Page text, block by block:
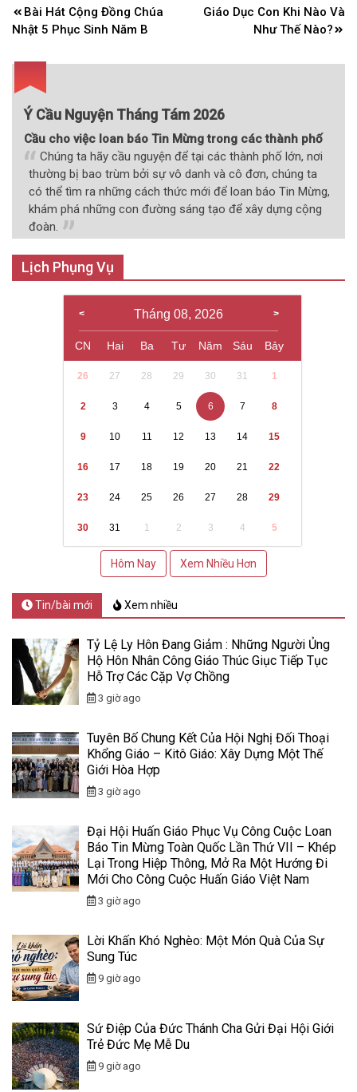
Điều
hướng
viết
Bài Hát Cộng Đồng Chúa
Nhật 5 Phục Sinh Năm B
Giáo Dục Con Khi Nào Và
Như Thế Nào?
Ý Cầu Nguyện Tháng Tám 2026
Cầu cho việc loan báo Tin Mừng trong các thành phố
Chúng ta hãy cầu nguyện để tại các thành phố lớn, nơi
thường bị bao trùm bởi sự vô danh và cô đơn, chúng ta
có thể tìm ra những cách thức mới để loan báo Tin Mừng,
khám phá những con đường sáng tạo để xây dựng cộng
đoàn.
Lịch Phụng Vụ
Tháng 08, 2026
CN Hai Ba Tư Năm Sáu Bảy
26 27 28 29 30 31 1
2 3 4 5 6 7 8
9 10 11 12 13 14 15
16 17 18 19 20 21 22
23 24 25 26 27 28 29
30 31 1 2 3 4 5
Hôm Nay Xem Nhiều Hơn
Tin/bài mới Xem nhiều
Tỷ Lệ Ly Hôn Đang Giảm : Những Người Ủng
Hộ Hôn Nhân Công Giáo Thúc Giục Tiếp Tục
Hỗ Trợ Các Cặp Vợ Chồng
3 giờ ago
Tuyên Bố Chung Kết Của Hội Nghị Đối Thoại
Khổng Giáo – Kitô Giáo: Xây Dựng Một Thế
Giới Hòa Hợp
3 giờ ago
Đại Hội Huấn Giáo Phục Vụ Công Cuộc Loan
Báo Tin Mừng Toàn Quốc Lần Thứ VII – Khép
Lại Trong Hiệp Thông, Mở Ra Một Hướng Đi
Mới Cho Công Cuộc Huấn Giáo Việt Nam
3 giờ ago
Lời Khấn Khó Nghèo: Một Món Quà Của Sự
Sung Túc
9 giờ ago
Sứ Điệp Của Đức Thánh Cha Gửi Đại Hội Giới
Trẻ Đức Mẹ Mễ Du
9 giờ ago